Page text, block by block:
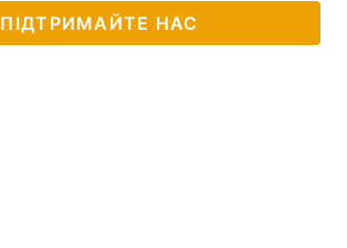
ПІДТРИМАЙТЕ НАС